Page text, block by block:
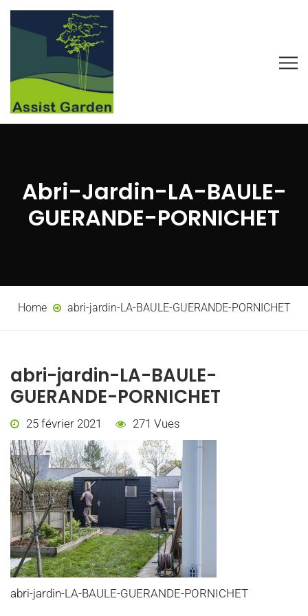
Abri-Jardin-LA-BAULE-
GUERANDE-PORNICHET
Home abri-jardin-LA-BAULE-GUERANDE-PORNICHET
abri-jardin-LA-BAULE-
GUERANDE-PORNICHET
25 février 2021 271 Vues
abri-jardin-LA-BAULE-GUERANDE-PORNICHET